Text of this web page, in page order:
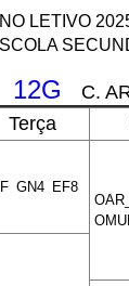
LETIVO
12G
C.
Terça
GN4
EF8